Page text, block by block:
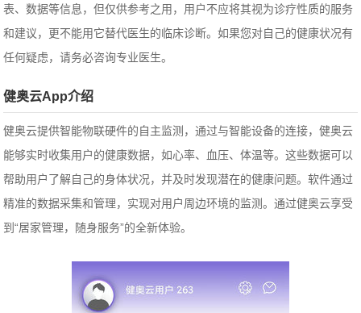
表、数据等信息，但仅供参考之用，用户不应将其视为诊疗性质的服务
和建议，更不能用它替代医生的临床诊断。如果您对自己的健康状况有
任何疑虑，请务必咨询专业医生。
健奥云App介绍
健奥云提供智能物联硬件的自主监测，通过与智能设备的连接，健奥云
能够实时收集用户的健康数据，如心率、血压、体温等。这些数据可以
帮助用户了解自己的身体状况，并及时发现潜在的健康问题。软件通过
精准的数据采集和管理，实现对用户周边环境的监测。通过健奥云享受
到“居家管理，随身服务”的全新体验。